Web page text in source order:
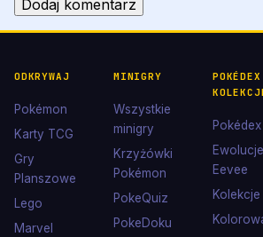
ODKRYWAJ
Pokémon
Karty TCG
Gry
Planszowe
Lego
Marvel
MINIGRY
Wszystkie
minigry
Krzyżówki
Pokémon
PokeQuiz
PokeDoku
Pokédex
Ewolucje
Eevee
Kolekcje